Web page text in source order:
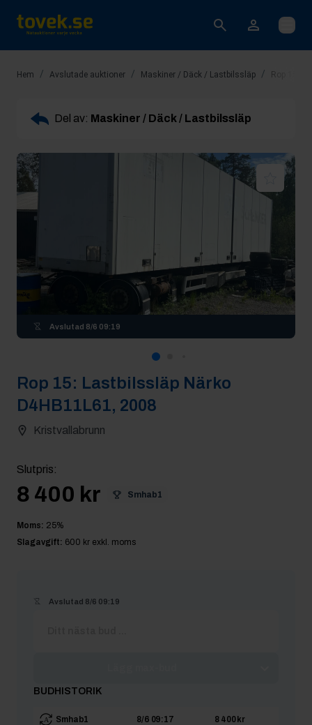
Öppna
Hem / Avslutade auktioner / Maskiner / Däck / Lastbilssläp / Rop 15:
Del av: Maskiner / Däck / Lastbilssläp
Avslutad 8/6 09:19
Rop 15: Lastbilssläp Närko
D4HB11L61, 2008
Kristvallabrunn
Slutpris:
8 400 kr Smhab1
Moms: 25%
Slagavgift: 600 kr exkl. moms
Avslutad 8/6 09:19
BUDHISTORIK
Smhab1 8/6 09:17 8 400 kr